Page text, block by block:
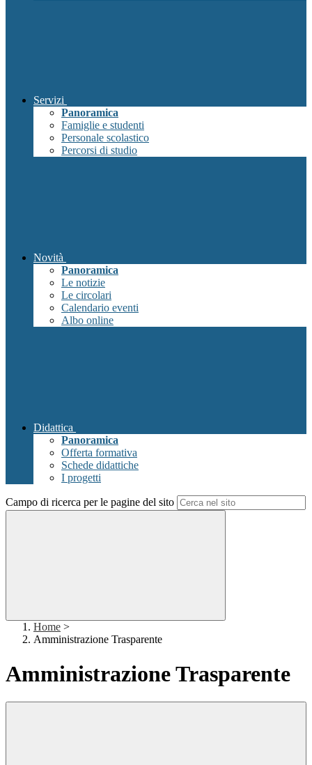
Servizi
Panoramica
Famiglie e studenti
Personale scolastico
Percorsi di studio
Novità
Panoramica
Le notizie
Le circolari
Calendario eventi
Albo online
Didattica
Panoramica
Offerta formativa
Schede didattiche
I progetti
Campo di ricerca per le pagine del sito
Home >
Amministrazione Trasparente
Amministrazione Trasparente